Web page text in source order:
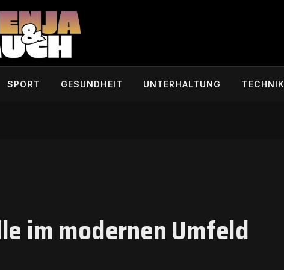
SPORT GESUNDHEIT UNTERHALTUNG TECHNIK
im modernen Umfeld